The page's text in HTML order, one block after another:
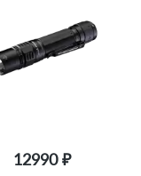
12990 ₽